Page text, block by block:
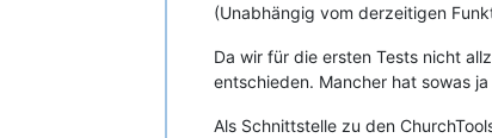
(Unabhängig vom derzeitigen
Da wir für die ersten Tests nicht
entschieden. Mancher hat sowas
Als Schnittstelle zu den